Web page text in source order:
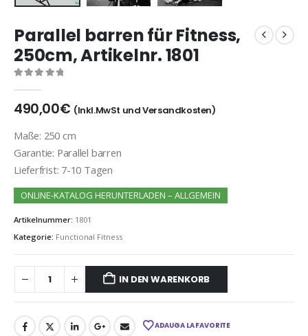
Parallel barren für Fitness,
250cm, Artikelnr. 1801
490,00€ (Inkl.MwSt und Versandkosten)
Maße: 250 cm
Garantie: Parallel barren
Lieferfrist: 7-10 Tagen
ONLINE-KATALOG HERUNTERLADEN – ALLGEMEIN
Artikelnummer: 1801
Kategorie: Functional Fitness
IN DEN WARENKORB
ADAUGA LA FAVORITE